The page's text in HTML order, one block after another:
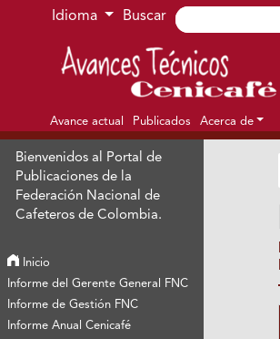
Ir al menú de navegación principal
Ir al contenido principal
Ir al pie de página del sitio
Idioma Buscar
Avance actual Publicados Acerca de
Bienvenidos al Portal de
Publicaciones de la
Federación Nacional de
Cafeteros de Colombia.
Inicio
Informe del Gerente General FNC
Informe de Gestión FNC
Informe Anual Cenicafé